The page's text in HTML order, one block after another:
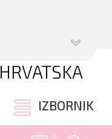
IZBORNIK